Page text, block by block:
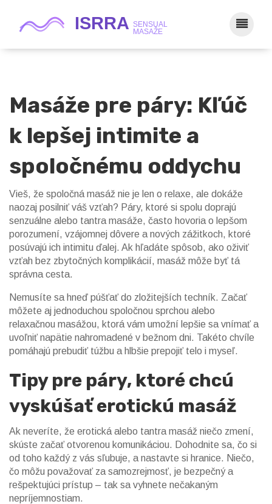
Masáže pre páry: Kľúč
k lepšej intimite a
spoločnému oddychu
Vieš, že spoločná masáž nie je len o relaxe, ale dokáže
naozaj posilniť váš vzťah? Páry, ktoré si spolu doprajú
senzuálne alebo tantra masáže, často hovoria o lepšom
porozumení, vzájomnej dôvere a nových zážitkoch, ktoré
posúvajú ich intimitu ďalej. Ak hľadáte spôsob, ako oživiť
vzťah bez zbytočných komplikácií, masáž môže byť tá
správna cesta.
Nemusíte sa hneď púšťať do zložitejších techník. Začať
môžete aj jednoduchou spoločnou sprchou alebo
relaxačnou masážou, ktorá vám umožní lepšie sa vnímať a
uvoľniť napätie nahromadené v bežnom dni. Takéto chvíle
pomáhajú prebudiť túžbu a hlbšie prepojiť telo i myseľ.
Tipy pre páry, ktoré chcú
vyskúšať erotickú masáž
Ak neveríte, že erotická alebo tantra masáž niečo zmení,
skúste začať otvorenou komunikáciou. Dohodnite sa, čo si
od toho každý z vás sľubuje, a nastavte si hranice. Niečo,
čo môžu považovať za samozrejmosť, je bezpečný a
rešpektujúci prístup – tak sa vyhnete nečakaným
nepríjemnostiam.